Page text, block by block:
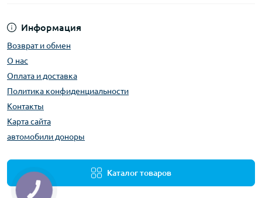
Информация
Возврат и обмен
О нас
Оплата и доставка
Политика конфиденциальности
Контакты
Карта сайта
автомобили доноры
Каталог товаров
КНОПКА
ЗВ'ЯЗКУ